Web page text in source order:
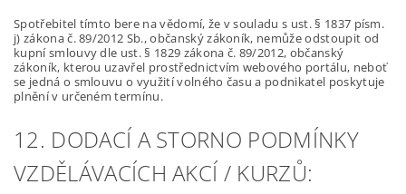
Spotřebitel tímto bere na vědomí, že v souladu s ust. § 1837 písm.
j) zákona č. 89/2012 Sb., občanský zákoník, nemůže odstoupit od
kupní smlouvy dle ust. § 1829 zákona č. 89/2012, občanský
zákoník, kterou uzavřel prostřednictvím webového portálu, neboť
se jedná o smlouvu o využití volného času a podnikatel poskytuje
plnění v určeném termínu.
12. DODACÍ A STORNO PODMÍNKY
VZDĚLÁVACÍCH AKCÍ / KURZŮ: